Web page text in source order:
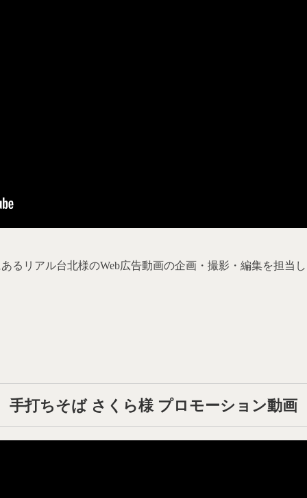
るリアル台北様のWeb広告動画の企画・撮影・編集を担当し
手打ちそば さくら様 プロモーション動画